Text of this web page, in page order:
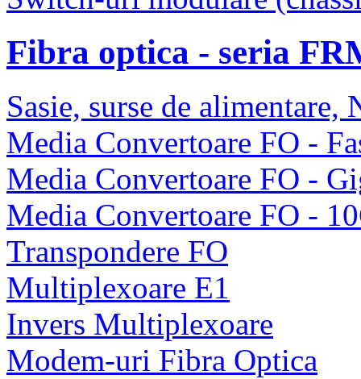
Fibra optica - seria
Sasie, surse de alimentare,
Media Convertoare FO -
Media Convertoare FO -
Media Convertoare FO -
Transpondere FO
Multiplexoare E1
Invers Multiplexoare
Modem-uri Fibra Optica